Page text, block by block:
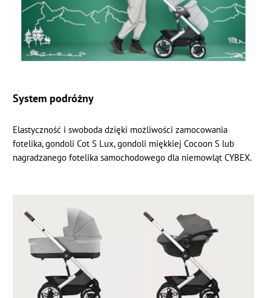
System podróżny
Elastyczność i swoboda dzięki możliwości zamocowania
fotelika, gondoli Cot S Lux, gondoli miękkiej Cocoon S lub
nagradzanego fotelika samochodowego dla niemowląt CYBEX.